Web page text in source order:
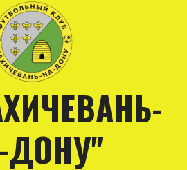
ДОНУ"